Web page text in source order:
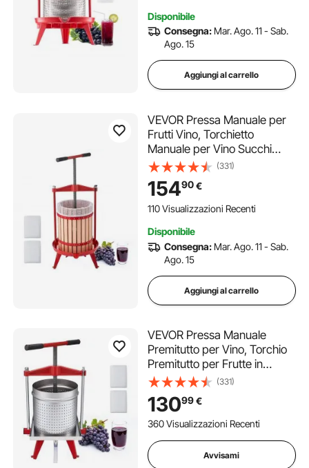
Disponibile
Consegna: Mar. Ago. 11 - Sab.
Ago. 15
Aggiungi al carrello
VEVOR Pressa Manuale per
Frutti Vino, Torchietto
Manuale per Vino Succhi
Frutte 18 Litri per Mele Uva
Arance Verdure Cestello in
Legno Massello di Faggio,
Pressa con 2 Sacchetti Filtro
(331)
15490€
110 Visualizzazioni Recenti
Disponibile
Consegna: Mar. Ago. 11 - Sab.
Ago. 15
Aggiungi al carrello
VEVOR Pressa Manuale
Premitutto per Vino, Torchio
Premitutto per Frutte in
Acciaio Inox 15 Litri per Mele
Uva Arance Verdure 40 X 32
X 61 cm, Torchio Manuale da
Cucina con Manico a Forma
(331)
13099€
360 Visualizzazioni Recenti
Avvisami